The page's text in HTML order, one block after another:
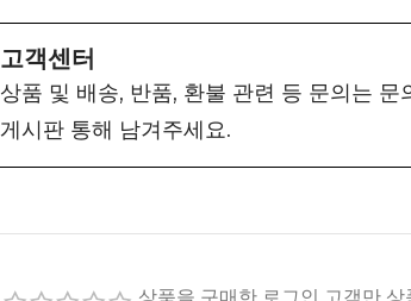
고객센터
상품 및 배송, 반품, 환불 관련 등 문의는
게시판 통해 남겨주세요.